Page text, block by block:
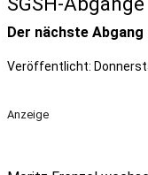
Der nächste Abgang
Veröffentlicht:
Anzeige